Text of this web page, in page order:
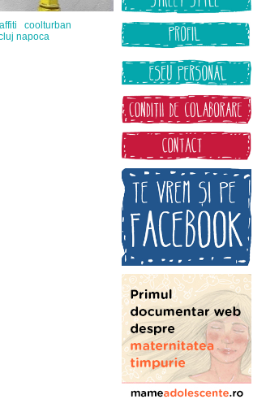
coolturban
napoca